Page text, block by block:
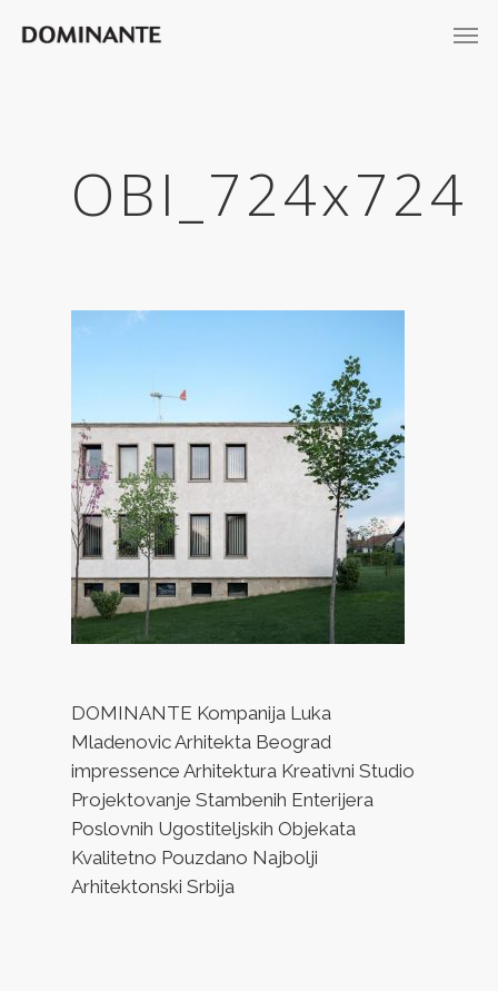
OBI_724x724
DOMINANTE Kompanija Luka
Mladenovic Arhitekta Beograd
impressence Arhitektura Kreativni Studio
Projektovanje Stambenih Enterijera
Poslovnih Ugostiteljskih Objekata
Kvalitetno Pouzdano Najbolji
Arhitektonski Srbija